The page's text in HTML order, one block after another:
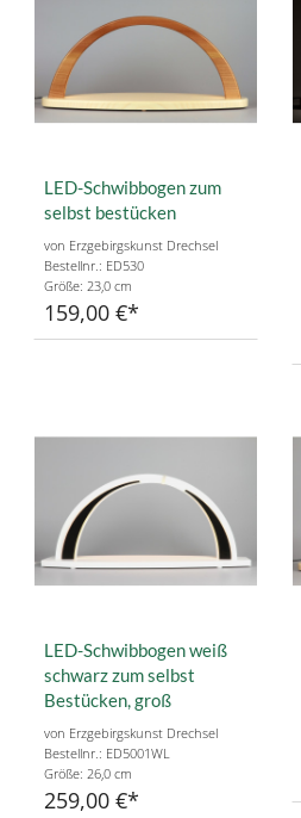
LED-Schwibbogen zum
selbst bestücken
von Erzgebirgskunst Drechsel
Bestellnr.: ED530
Größe: 23,0 cm
159,00 €
LED-Schwibbogen weiß
schwarz zum selbst
Bestücken, groß
von Erzgebirgskunst Drechsel
Bestellnr.: ED5001WL
Größe: 26,0 cm
259,00 €